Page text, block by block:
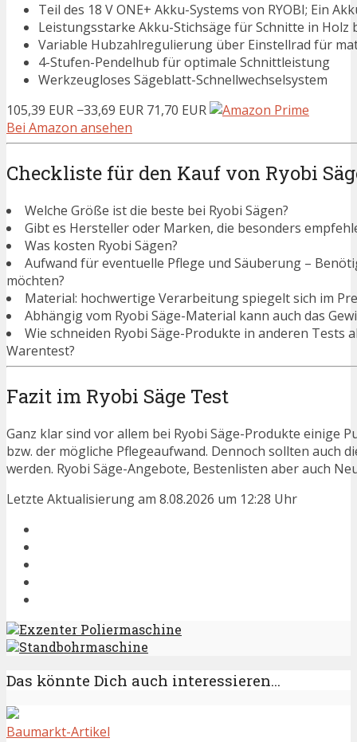
Teil des 18 V ONE+ Akku-Systems von RYOBI; Ein
Leistungsstarke Akku-Stichsäge für Schnitte in Holz
Variable Hubzahlregulierung über Einstellrad für
4-Stufen-Pendelhub für optimale Schnittleistung
Werkzeugloses Sägeblatt-Schnellwechselsystem
105,39 EUR −33,69 EUR 71,70 EUR
Bei Amazon ansehen
Checkliste für den Kauf von Ryobi
Welche Größe ist die beste bei Ryobi Sägen?
Gibt es Hersteller oder Marken, die besonders
Was kosten Ryobi Sägen?
Aufwand für eventuelle Pflege und Säuberung –
möchten?
Material: hochwertige Verarbeitung spiegelt sich im
Abhängig vom Ryobi Säge-Material kann auch das
Wie schneiden Ryobi Säge-Produkte in anderen
Warentest?
Fazit im Ryobi Säge Test
Ganz klar sind vor allem bei Ryobi Säge-Produkte einige
bzw. der mögliche Pflegeaufwand. Dennoch sollten auch
werden. Ryobi Säge-Angebote, Bestenlisten aber auch
Letzte Aktualisierung am 8.08.2026 um 12:28 Uhr
Exzenter Poliermaschine
Standbohrmaschine
Das könnte Dich auch interessieren...
Baumarkt-Artikel